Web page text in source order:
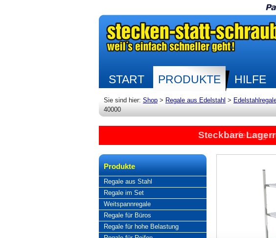
START PRODUKTE HILFE
Sie sind hier: Shop > Regale aus Edelstahl >
40000
SteckbareLieferung
Produkte
Regale aus Stahl
Regale im Set
Weitspannregale
Regale für Büros
Regale für hohe Belastung